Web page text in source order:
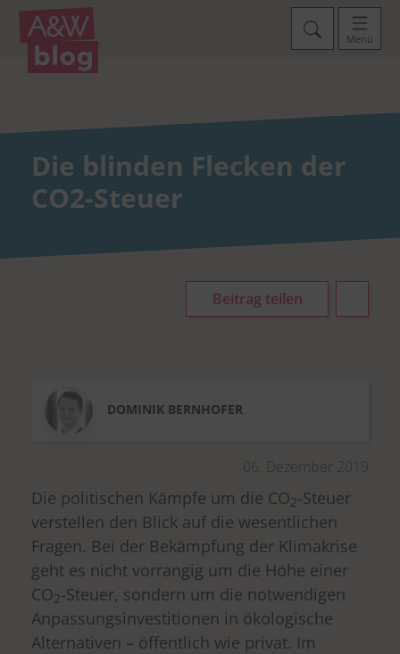
Menü
Die blinden Flecken der
CO2-Steuer
Beitrag teilen
DOMINIK BERNHOFER
06. Dezember 2019
Die politischen Kämpfe um die CO2-Steuer
verstellen den Blick auf die wesentlichen
Fragen. Bei der Bekämpfung der Klimakrise
geht es nicht vorrangig um die Höhe einer
CO2-Steuer, sondern um die notwendigen
Anpassungsinvestitionen in ökologische
Alternativen – öffentlich wie privat. Im